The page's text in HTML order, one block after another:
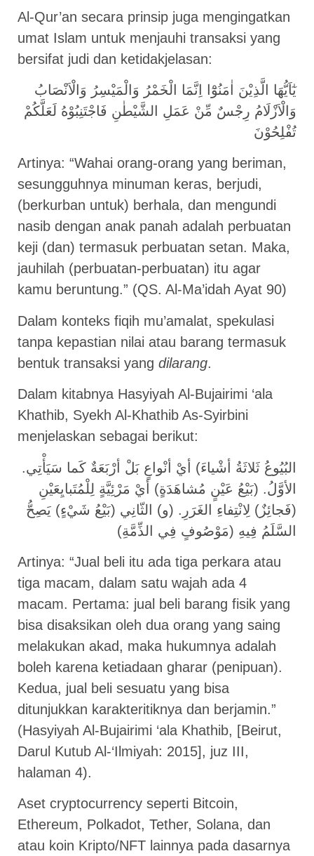
Al-Qur’an secara prinsip juga mengingatkan
umat Islam untuk menjauhi transaksi yang
bersifat judi dan ketidakjelasan:
يٰٓاَيُّهَا الَّذِيْنَ اٰمَنُوْٓا اِنَّمَا الْخَمْرُ وَالْمَيْسِرُ وَالْاَنْصَابُ
وَالْاَزْلَامُ رِجْسٌ مِّنْ عَمَلِ الشَّيْطٰنِ فَاجْتَنِبُوْهُ لَعَلَّكُمْ
تُفْلِحُوْنَ
Artinya: “Wahai orang-orang yang beriman,
sesungguhnya minuman keras, berjudi,
(berkurban untuk) berhala, dan mengundi
nasib dengan anak panah adalah perbuatan
keji (dan) termasuk perbuatan setan. Maka,
jauhilah (perbuatan-perbuatan) itu agar
kamu beruntung.” (QS. Al-Ma’idah Ayat 90)
Dalam konteks fiqih mu’amalat, spekulasi
tanpa kepastian nilai atau barang termasuk
bentuk transaksi yang dilarang.
Dalam kitabnya Hasyiyah Al-Bujairimi ‘ala
Khathib, Syekh Al-Khathib As-Syirbini
menjelaskan sebagai berikut:
البُيُوعُ ثَلاثَةُ أشْياءَ) أيْ أنْواعٍ بَلْ أرْبَعَةٌ كَما سَيَأْتِي.
الأوَّلُ. (بَيْعُ عَيْنٍ مُشاهَدَةٍ) أيْ مَرْئِيَّةٍ لِلْمُتَبايِعَيْنِ
(فَجائِزٌ) لِانْتِفاءِ الغَرَرِ. (و) الثّانِي (بَيْعُ شَيْءٍ) يَصِحُّ
السَّلَمُ فِيهِ (مَوْصُوفٍ فِي الذِّمَّةِ)
Artinya: “Jual beli itu ada tiga perkara atau
tiga macam, dalam satu wajah ada 4
macam. Pertama: jual beli barang fisik yang
bisa disaksikan oleh dua orang yang saing
melakukan akad, maka hukumnya adalah
boleh karena ketiadaan gharar (penipuan).
Kedua, jual beli sesuatu yang bisa
ditunjukkan karakteritiknya dan berjamin.”
(Hasyiyah Al-Bujairimi ‘ala Khathib, [Beirut,
Darul Kutub Al-‘Ilmiyah: 2015], juz III,
halaman 4).
Aset cryptocurrency seperti Bitcoin,
Ethereum, Polkadot, Tether, Solana, dan
atau koin Kripto/NFT lainnya pada dasarnya